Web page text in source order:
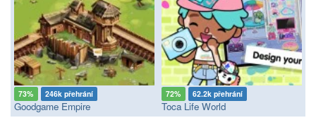
73% 246k přehrání
Goodgame Empire
72% 62.2k přehrání
Toca Life World